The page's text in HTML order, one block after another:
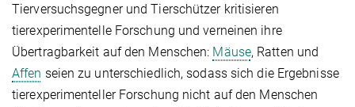
Tierversuchsgegner und Tierschützer kritisieren
tierexperimentelle Forschung und verneinen ihre
Übertragbarkeit auf den Menschen: Mäuse, Ratten und
Affen seien zu unterschiedlich, sodass sich die Ergebnisse
tierexperimenteller Forschung nicht auf den Menschen